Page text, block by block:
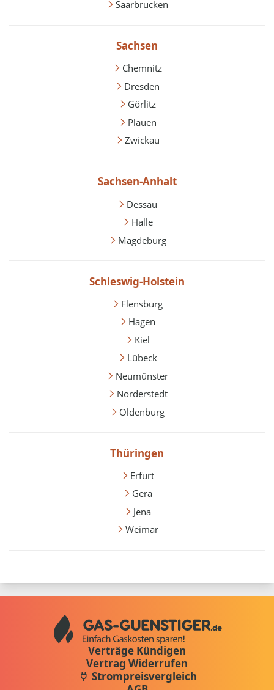
Saarbrücken
Sachsen
Chemnitz
Dresden
Görlitz
Plauen
Zwickau
Sachsen-Anhalt
Dessau
Halle
Magdeburg
Schleswig-Holstein
Flensburg
Hagen
Kiel
Lübeck
Neumünster
Norderstedt
Oldenburg
Thüringen
Erfurt
Gera
Jena
Weimar
Verträge Kündigen
Vertrag Widerrufen
Strompreisvergleich